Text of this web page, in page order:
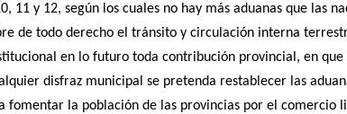
11 y 12, según los cuales no hay más aduanas que las
de todo derecho el tránsito y circulación interna
en lo futuro toda contribución provincial, en
disfraz municipal se pretenda restablecer las
fomentar la población de las provincias por el comercio